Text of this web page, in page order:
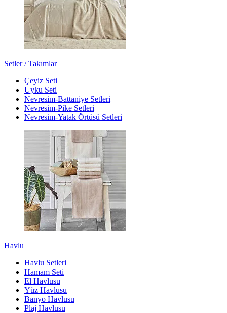
Setler / Takımlar
Çeyiz Seti
Uyku Seti
Nevresim-Battaniye Setleri
Nevresim-Pike Setleri
Nevresim-Yatak Örtüsü Setleri
Havlu
Havlu Setleri
Hamam Seti
El Havlusu
Yüz Havlusu
Banyo Havlusu
Plaj Havlusu